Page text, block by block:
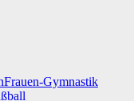
Frauen-Gymnastik